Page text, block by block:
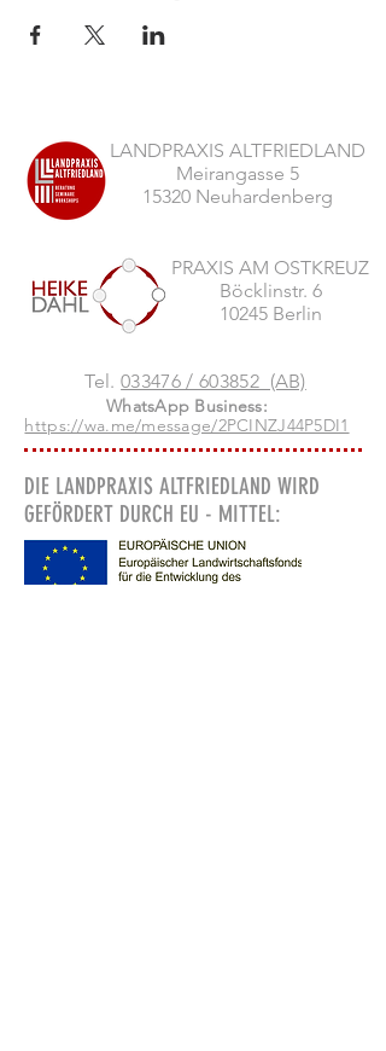
LANDPRAXIS ALTFRIEDLAND
Meirangasse 5
15320 Neuhardenberg
PRAXIS AM OSTKREUZ
Böcklinstr. 6
10245 Berlin
Tel.033476 / 603852 (AB)
WhatsApp Business:
https://wa.me/message/2PCINZJ44P5DI1
DIE LANDPRAXIS ALTFRIEDLAND WIRD
GEFÖRDERT DURCH EU - MITTEL: